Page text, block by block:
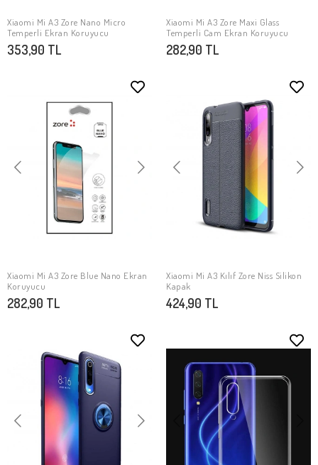
SEPETE EKLE
Xiaomi Mi A3 Zore Nano Micro
Temperli Ekran Koruyucu
353,90 TL
SEPETE EKLE
Xiaomi Mi A3 Zore Maxi Glass
Temperli Cam Ekran Koruyucu
282,90 TL
SEPETE EKLE
Xiaomi Mi A3 Zore Blue Nano Ekran
Koruyucu
282,90 TL
SEPETE EKLE
Xiaomi Mi A3 Kılıf Zore Niss Silikon
Kapak
424,90 TL